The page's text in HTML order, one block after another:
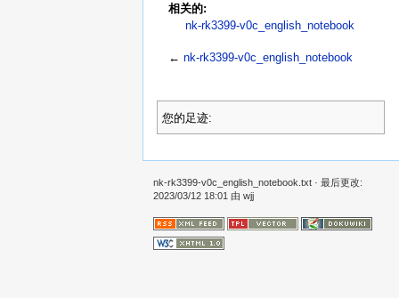
相关的:
nk-rk3399-v0c_english_notebook
← nk-rk3399-v0c_english_notebook
您的足迹:
nk-rk3399-v0c_english_notebook.txt · 最后更改:
2023/03/12 18:01 由 wjj